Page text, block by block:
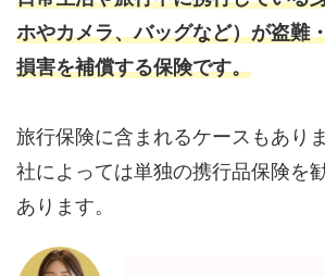
ホやカメラ、バッグなど）が盗難
損害を補償する保険です。
旅行保険に含まれるケースもあり
社によっては単独の携行品保険を
あります。